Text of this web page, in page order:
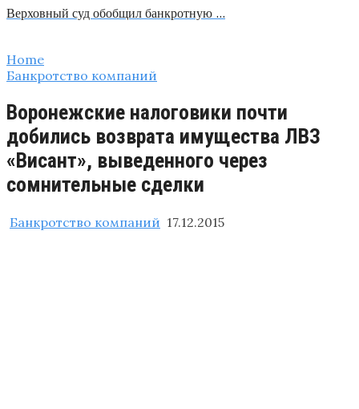
Верховный суд обобщил банкротную …
Home
Банкротство компаний
Воронежские налоговики почти
добились возврата имущества ЛВЗ
«Висант», выведенного через
сомнительные сделки
Банкротство компаний 17.12.2015